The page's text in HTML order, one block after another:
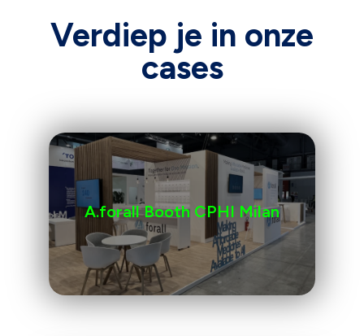
Verdiep je in onze
cases
A.forall Booth CPHI Milan